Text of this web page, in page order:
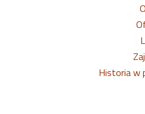
Historia w